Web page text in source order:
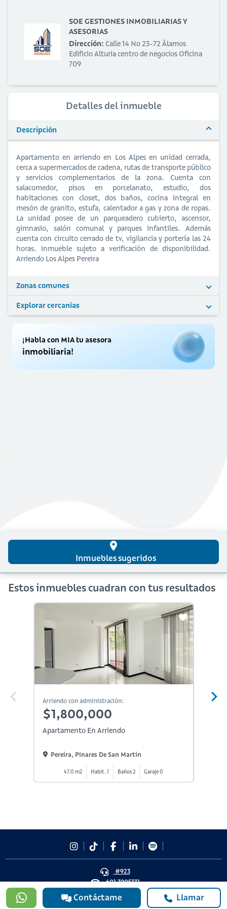
Contáctame Llamar
SOE GESTIONES INMOBILIARIAS Y
ASESORIAS
Dirección: Calle 14 No 23-72 Álamos
Edificio Alturia centro de negocios Oficina
709
Detalles del inmueble
Descripción
Apartamento en arriendo en Los Alpes en unidad cerrada,
cerca a supermercados de cadena, rutas de transporte público
y servicios complementarios de la zona. Cuenta con
salacomedor, pisos en porcelanato, estudio, dos
habitaciones con closet, dos baños, cocina integral en
mesón de granito, estufa, calentador a gas y zona de ropas.
La unidad posee de un parqueadero cubierto, ascensor,
gimnasio, salón comunal y parques infantiles. Además
cuenta con circuito cerrado de tv, vigilancia y portería las 24
horas. Inmueble sujeto a verificación de disponibilidad.
Arriendo Los Alpes Pereira
Zonas comunes
Explorar cercanías
¡Habla con MIA tu asesora
inmobiliaria!
place
Inmuebles sugeridos
Estos inmuebles cuadran con tus resultados
Arriendo con administración:
$1,800,000
Apartamento En Arriendo
Pereira, Pinares De San Martin
47.0 m2 Habit. 1 Baños 2 Garaje 0
#923
601 3905331
lineadesoporte923@serviciosbolivar.com
Canales de preferencia